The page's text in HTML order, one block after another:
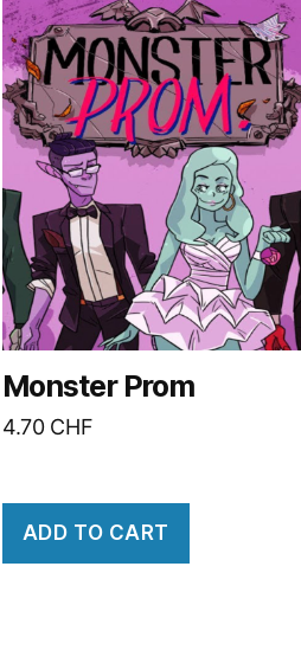
Monster Prom
4.70 CHF
ADD TO CART